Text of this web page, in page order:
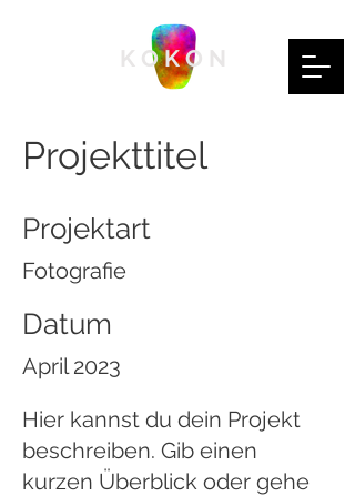
K O K O N
Projekttitel
Projektart
Fotografie
Datum
April 2023
Hier kannst du dein Projekt
beschreiben. Gib einen
kurzen Überblick oder gehe